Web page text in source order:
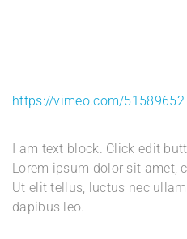
https://vimeo.com/51589652
I am text block. Click edit
Lorem ipsum dolor sit amet,
Ut elit tellus, luctus nec
dapibus leo.